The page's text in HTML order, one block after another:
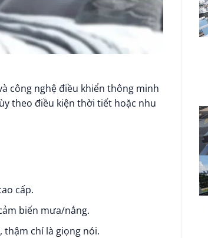
công nghệ điều khiển thông minh
theo điều kiện thời tiết hoặc nhu
cấp.
biến mưa/nắng.
chí là giọng nói.